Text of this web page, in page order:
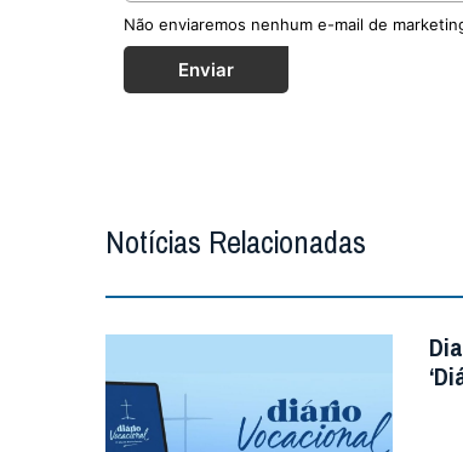
Não enviaremos nenhum e-mail de
Enviar
Notícias Relacionadas